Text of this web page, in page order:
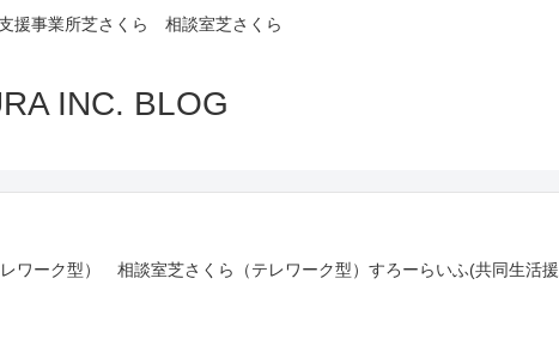
援事業所芝さくら 相談室芝さくら
INC. BLOG
ワーク型） 相談室芝さくら（テレワーク型）すろーらいふ(共同生活